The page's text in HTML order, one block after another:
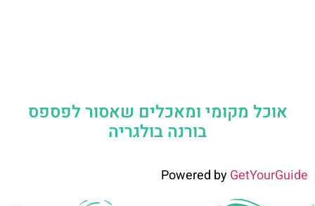
אוכל מקומי ומאכלים שאסור לפספס
בורנה בולגריה
Powered byGetYourGuide